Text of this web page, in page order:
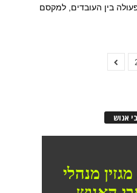
בין העובדים, למקסם
אנוש